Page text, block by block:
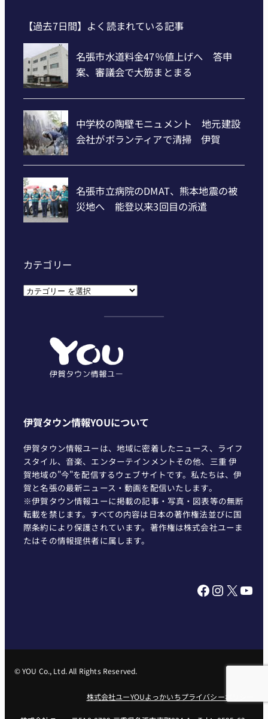
【過去7日間】よく読まれている記事
カテゴリー
カ
伊賀タウン情報YOUについて
伊賀タウン情報ユーは、地域に密着したニュース、ライフ
スタイル、音楽、エンターテインメントその他、三重 伊
賀地域の"今"を配信するウェブサイトです。私たちは、伊
賀と名張の最新ニュース・動画を配信いたします。
※伊賀タウン情報ユーに掲載の記事・写真・図表等の無断
転載を禁じます。すべての内容は日本の著作権法並びに国
際条約により保護されています。著作権は株式会社ユーま
たはその情報提供者に属します。
Facebook InstagramX YouTube
© YOU Co., Ltd. All Rights Reserved.
株式会社ユーYOUよっかいちプライバシーポリシー